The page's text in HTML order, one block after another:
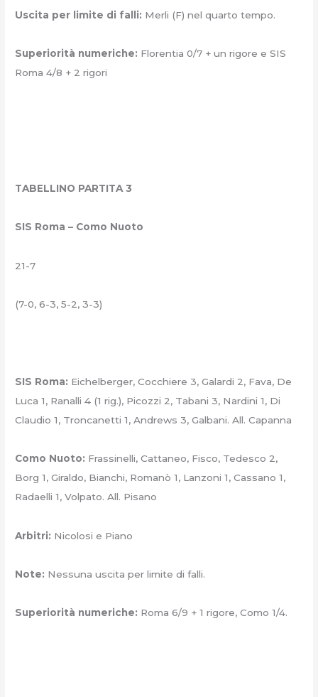
Uscita per limite di falli: Merli (F) nel quarto tempo.
Superiorità numeriche: Florentia 0/7 + un rigore e SIS
Roma 4/8 + 2 rigori
TABELLINO PARTITA 3
SIS Roma – Como Nuoto
21-7
(7-0, 6-3, 5-2, 3-3)
SIS Roma: Eichelberger, Cocchiere 3, Galardi 2, Fava, De
Luca 1, Ranalli 4 (1 rig.), Picozzi 2, Tabani 3, Nardini 1, Di
Claudio 1, Troncanetti 1, Andrews 3, Galbani. All. Capanna
Como Nuoto: Frassinelli, Cattaneo, Fisco, Tedesco 2,
Borg 1, Giraldo, Bianchi, Romanò 1, Lanzoni 1, Cassano 1,
Radaelli 1, Volpato. All. Pisano
Arbitri: Nicolosi e Piano
Note: Nessuna uscita per limite di falli.
Superiorità numeriche: Roma 6/9 + 1 rigore, Como 1/4.